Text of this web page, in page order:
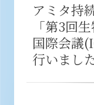
アミタ持
「第3回
国際会議
行いまし